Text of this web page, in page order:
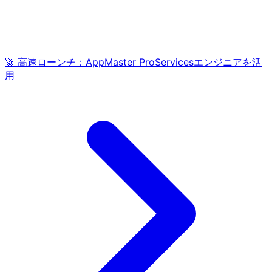
🚀 高速ローンチ：AppMaster ProServicesエンジニアを活
用